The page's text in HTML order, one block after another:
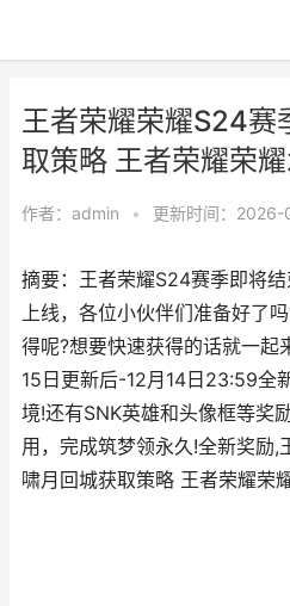
王者荣耀荣耀S24赛
取策略 王者荣耀荣
作者： admin • 更新时间：
摘要：王者荣耀S24赛季即将
上线，各位小伙伴们准备好了
得呢?想要快速获得的话就一起
15日更新后-12月14日23:59全
境!还有SNK英雄和头像框等奖
用，完成筑梦领永久!全新奖励,
啸月回城获取策略 王者荣耀荣